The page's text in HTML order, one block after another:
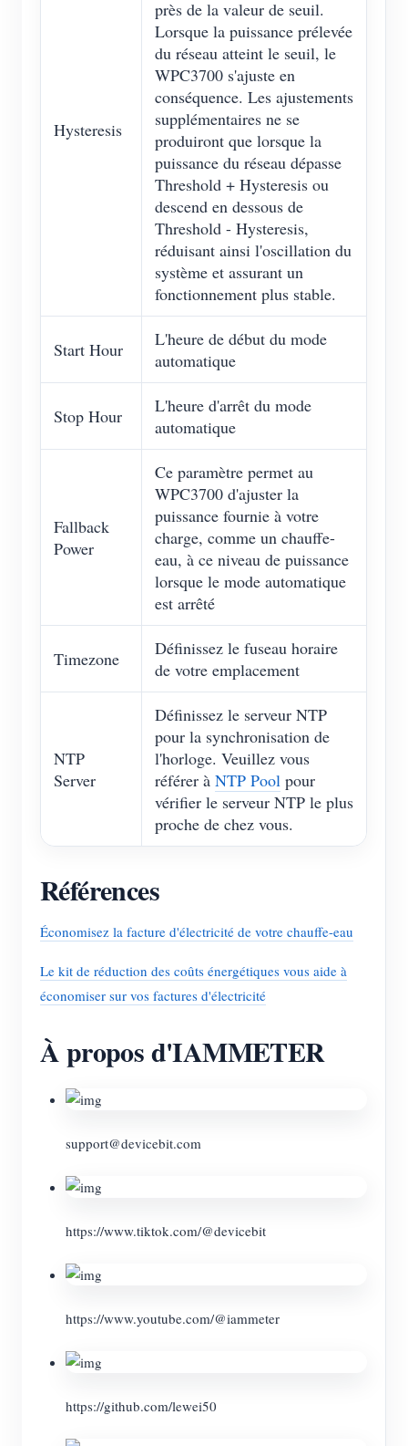
Hysteresis
près de la valeur de seuil.
Lorsque la puissance prélevée
du réseau atteint le seuil, le
WPC3700 s'ajuste en
conséquence. Les ajustements
supplémentaires ne se
produiront que lorsque la
puissance du réseau dépasse
Threshold + Hysteresis ou
descend en dessous de
Threshold - Hysteresis,
réduisant ainsi l'oscillation du
système et assurant un
fonctionnement plus stable.
Start Hour
L'heure de début du mode
automatique
Stop Hour
L'heure d'arrêt du mode
automatique
Fallback
Power
Ce paramètre permet au
WPC3700 d'ajuster la
puissance fournie à votre
charge, comme un chauffe-
eau, à ce niveau de puissance
lorsque le mode automatique
est arrêté
Timezone
Définissez le fuseau horaire
de votre emplacement
NTP
Server
Définissez le serveur NTP
pour la synchronisation de
l'horloge. Veuillez vous
référer à NTP Pool pour
vérifier le serveur NTP le plus
proche de chez vous.
Références
Économisez la facture d'électricité de votre chauffe-eau
Le kit de réduction des coûts énergétiques vous aide à
économiser sur vos factures d'électricité
À propos d'IAMMETER
support@devicebit.com
https://www.tiktok.com/@devicebit
https://www.youtube.com/@iammeter
https://github.com/lewei50